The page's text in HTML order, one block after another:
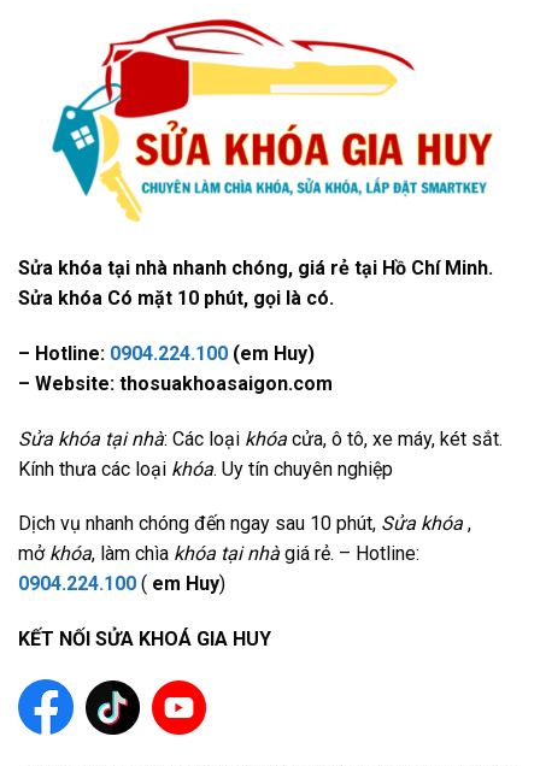
Sửa khóa tại nhà nhanh chóng, giá rẻ tại Hồ Chí Minh.
Sửa khóa Có mặt 10 phút, gọi là có.
– Hotline: 0904.224.100 (em Huy)
– Website: thosuakhoasaigon.com
Sửa khóa tại nhà: Các loại khóa cửa, ô tô, xe máy, két sắt.
Kính thưa các loại khóa. Uy tín chuyên nghiệp
Dịch vụ nhanh chóng đến ngay sau 10 phút, Sửa khóa ,
mở khóa, làm chìa khóa tại nhà giá rẻ. – Hotline:
0904.224.100 ( em Huy)
KẾT NỐI SỬA KHOÁ GIA HUY